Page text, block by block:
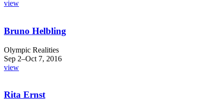
view
Bruno Helbling
Olympic Realities
Sep 2–Oct 7, 2016
view
Rita Ernst